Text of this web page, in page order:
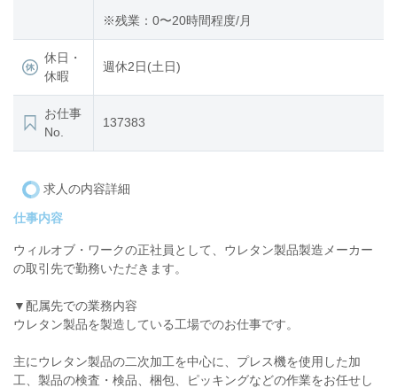
※残業：0〜20時間程度/月
休日・
休暇
週休2日(土日)
お仕事
No.
137383
求人の内容詳細
仕事内容
ウィルオブ・ワークの正社員として、ウレタン製品製造メーカー
の取引先で勤務いただきます。
▼配属先での業務内容
ウレタン製品を製造している工場でのお仕事です。
主にウレタン製品の二次加工を中心に、プレス機を使用した加
工、製品の検査・検品、梱包、ピッキングなどの作業をお任せし